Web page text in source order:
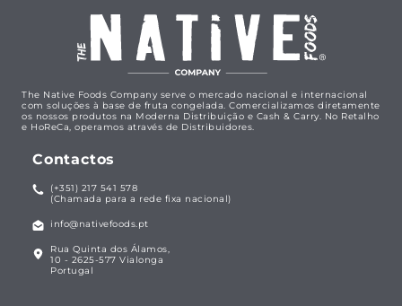
The Native Foods Company serve o mercado nacional e internacional
com soluções à base de fruta congelada. Comercializamos diretamente
os nossos produtos na Moderna Distribuição e Cash & Carry. No Retalho
e HoReCa, operamos através de Distribuidores.
Contactos
(+351) 217 541 578
(Chamada para a rede fixa nacional)
info@nativefoods.pt
Rua Quinta dos Álamos,
10 - 2625-577 Vialonga
Portugal